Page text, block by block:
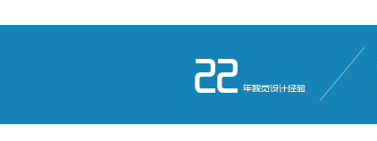
22 年视觉设计经验